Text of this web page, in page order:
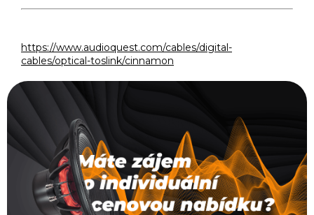
https://www.audioquest.com/cables/digital-
cables/optical-toslink/cinnamon